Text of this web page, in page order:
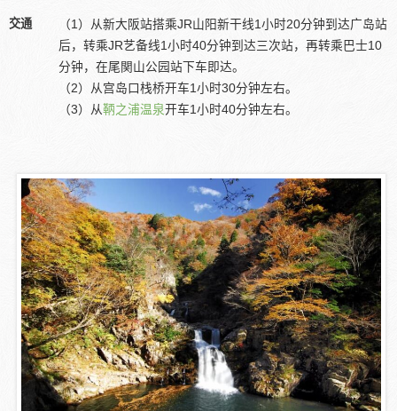
交通
（1）从新大阪站搭乘JR山阳新干线1小时20分钟到达广岛站
后，转乘JR艺备线1小时40分钟到达三次站，再转乘巴士10
分钟，在尾関山公园站下车即达。
（2）从宫岛口栈桥开车1小时30分钟左右。
（3）从鞆之浦温泉开车1小时40分钟左右。